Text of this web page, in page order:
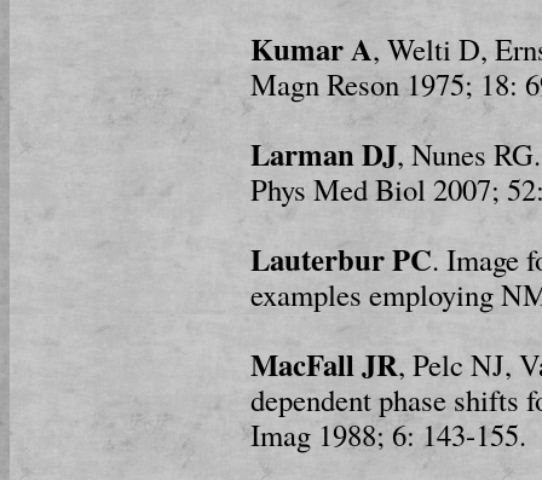
Kumar A, Welti D,
Magn Reson 1975; 18:
Larman DJ, Nunes
Phys Med Biol 2007;
Lauterbur PC. Image
examples employing
MacFall JR, Pelc NJ,
dependent phase shifts
Imag 1988; 6: 143-155.